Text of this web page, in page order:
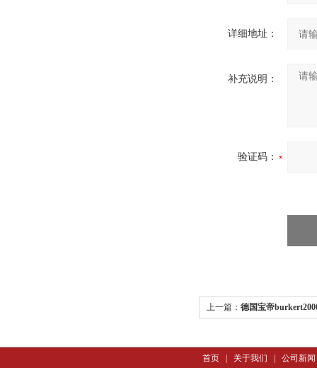
详细地址：
补充说明：
验证码：
上一篇： 德国宝帝
首页| 关于我们 公司新闻